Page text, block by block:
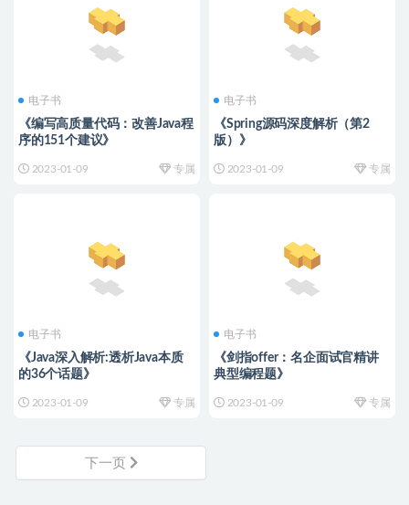
电子书
《编写高质量代码：改善Java程
序的151个建议》
2023-01-09 专属
电子书
《Spring源码深度解析（第2
版）》
2023-01-09 专属
电子书
《Java深入解析:透析Java本质
的36个话题》
2023-01-09 专属
电子书
《剑指offer：名企面试官精讲
典型编程题》
2023-01-09 专属
下一页